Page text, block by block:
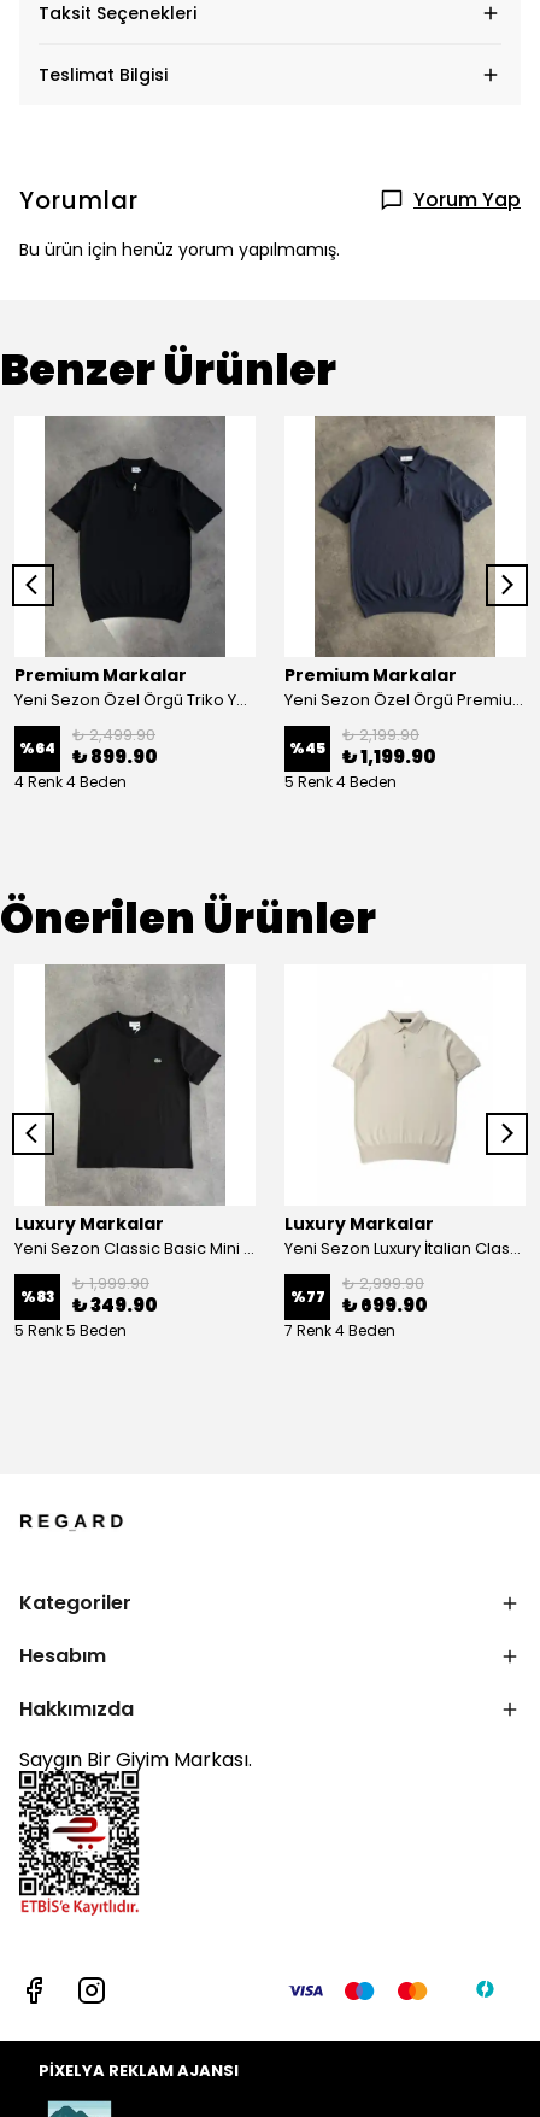
Taksit Seçenekleri
Teslimat Bilgisi
Yorumlar Yorum Yap
Bu ürün için henüz yorum yapılmamış.
Benzer Ürünler
Premium Markalar
Yeni Sezon Özel Örgü Triko Yarım Fermuarlı Polo Yaka T-shirt
%64
₺ 2,499.90
₺ 899.90
4 Renk 4 Beden
Premium Markalar
Yeni Sezon Özel Örgü Premium Triko Polo Yaka
%45
₺ 2,199.90
₺ 1,199.90
5 Renk 4 Beden
Önerilen Ürünler
Luxury Markalar
Yeni Sezon Classic Basic Mini Logo T-shirt
%83
₺ 1,999.90
₺ 349.90
5 Renk 5 Beden
Luxury Markalar
Yeni Sezon Luxury İtalian Classic Logo Polo Yaka Triko
%77
₺ 2,999.90
₺ 699.90
7 Renk 4 Beden
Kategoriler
Hesabım
Hakkımızda
Saygın Bir Giyim Markası.
PİXELYA REKLAM AJANSI